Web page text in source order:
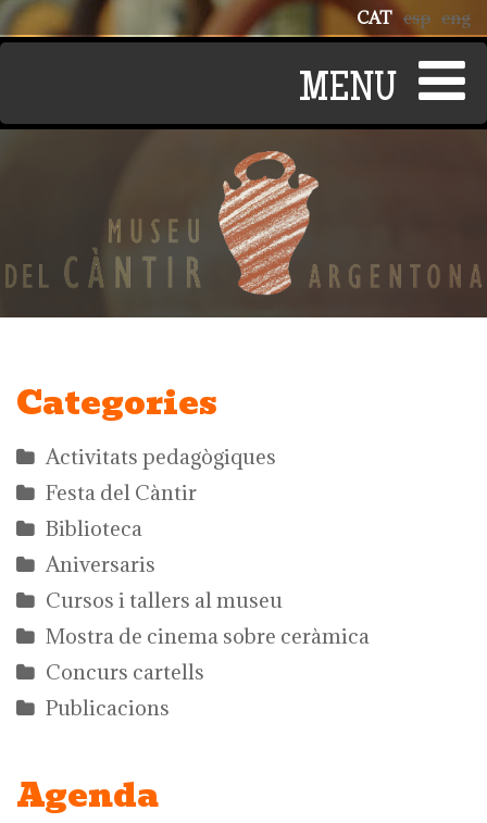
Vés al contingut eng
esp
CAT
Categories
Activitats pedagògiques
Festa del Càntir
Biblioteca
Aniversaris
Cursos i tallers al museu
Mostra de cinema sobre ceràmica
Concurs cartells
Publicacions
Agenda